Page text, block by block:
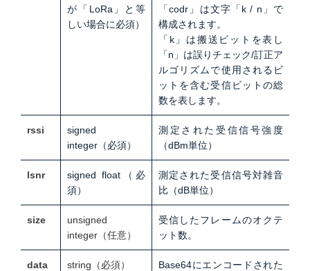
が「LoRa」と 等
しい場合に必須）
「codr」は文字「k / n」で
構成されます。
「k」は搬送ビットを表し
「n」は誤りチェック/訂正ア
ルゴリズムで使用されるビ
ットを含む受信ビットの総
数を表します。
rssi
signed
integer （必須）
測定された受信信号強度
（dBm単位）
lsnr signed float （必
須）
測定された受信信号対雑音
比（dB単位）
size
unsigned
integer（任意）
受信したフレームのオクテ
ット数。
data string（必須）
Base64にエンコードされた